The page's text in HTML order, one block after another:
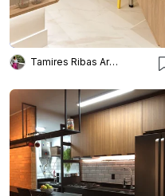
Tamires Ribas Arquitetura